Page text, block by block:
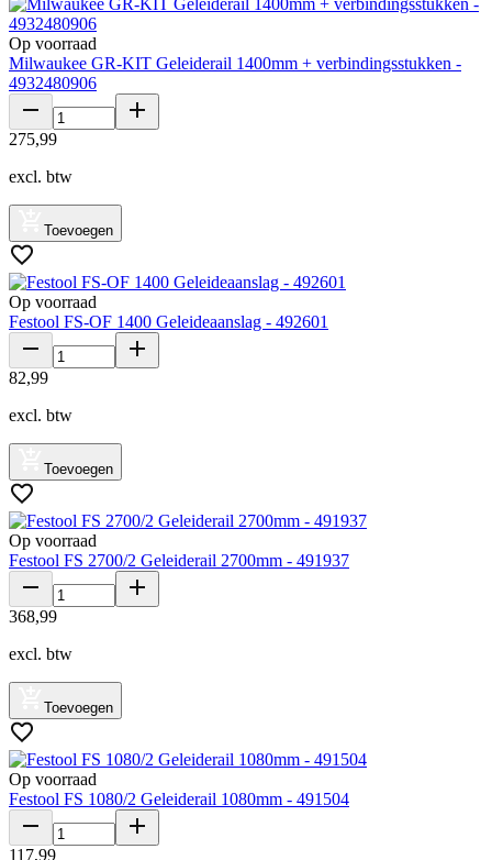
Op voorraad
Milwaukee GR-KIT Geleiderail 1400mm + verbindingsstukken -
4932480906
275,99
excl. btw
Toevoegen
Op voorraad
Festool FS-OF 1400 Geleideaanslag - 492601
82,99
excl. btw
Toevoegen
Op voorraad
Festool FS 2700/2 Geleiderail 2700mm - 491937
368,99
excl. btw
Toevoegen
Op voorraad
Festool FS 1080/2 Geleiderail 1080mm - 491504
117,99